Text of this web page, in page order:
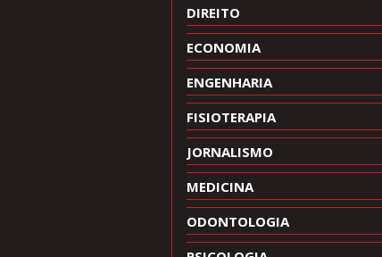
DIREITO
ECONOMIA
ENGENHARIA
FISIOTERAPIA
JORNALISMO
MEDICINA
ODONTOLOGIA